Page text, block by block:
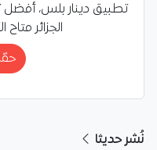
تطبيق دينار بلس،
الجزائر
نُشر حديثا